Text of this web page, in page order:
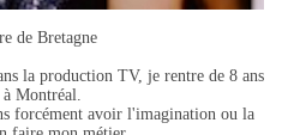
de Bretagne
la production TV, je rentre de 8 ans
Montréal.
forcément avoir l'imagination ou la